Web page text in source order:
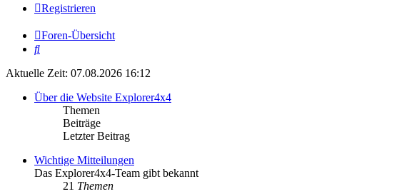
Registrieren
Foren-Übersicht
Suche
Aktuelle Zeit: 07.08.2026 16:12
Über die Website Explorer4x4
Themen
Beiträge
Letzter Beitrag
Wichtige Mitteilungen
Das Explorer4x4-Team gibt bekannt
21 Themen